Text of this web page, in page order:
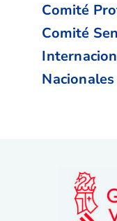
Comité
Comité
Nacionales